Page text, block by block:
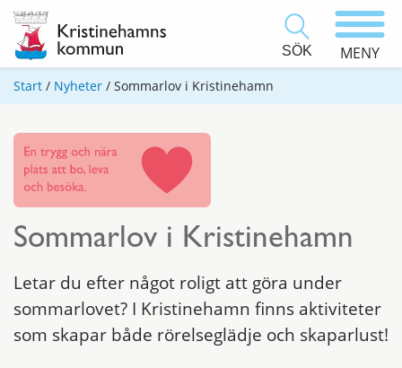
SÖK MENY
Start / Nyheter / Sommarlov i Kristinehamn
Sommarlov i Kristinehamn
Letar du efter något roligt att göra under
sommarlovet? I Kristinehamn finns aktiviteter
som skapar både rörelseglädje och skaparlust!